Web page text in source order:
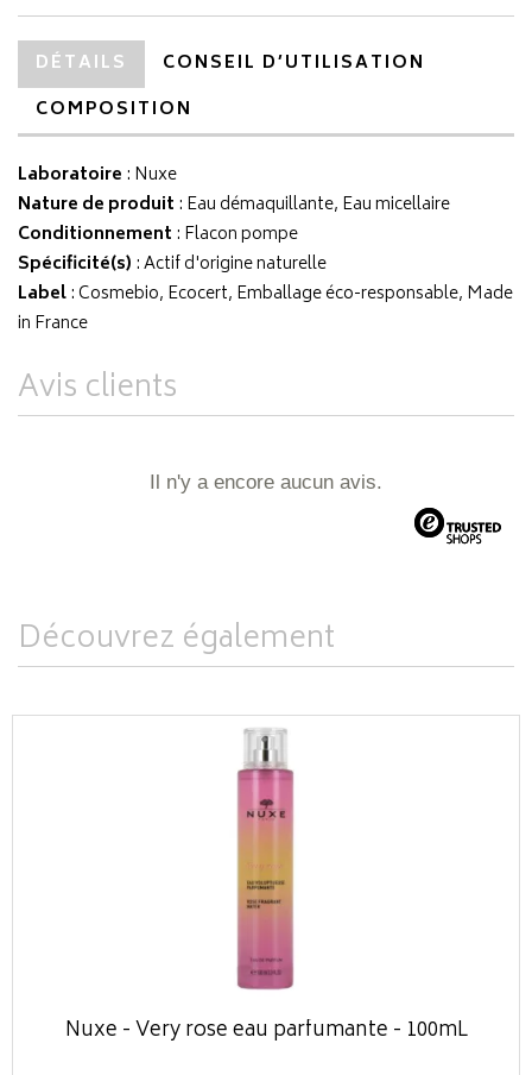
DÉTAILS
CONSEIL D’UTILISATION
COMPOSITION
Laboratoire : Nuxe
Nature de produit : Eau démaquillante, Eau micellaire
Conditionnement : Flacon pompe
Spécificité(s) : Actif d'origine naturelle
Label: Cosmebio, Ecocert, Emballage éco-responsable, Made
in France
Avis clients
Il n'y a encore aucun avis.
Découvrez également
Nuxe - Very rose eau parfumante - 100mL